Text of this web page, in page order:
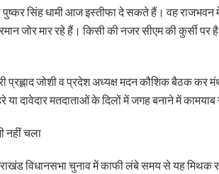
पुष्कर सिंह धामी आज इस्तीफा दे सकते हैं। वह
जोर मार रहे हैं। किसी की नजर सीएम की कुर्सी
प्रह्लाद जोशी व प्रदेश अध्यक्ष मदन कौशिक बैठक कर
दावेदार मतदाताओं के दिलों में जगह बनाने में कामयाब
नहीं चला
विधानसभा चुनाव में काफी लंबे समय से यह मिथक